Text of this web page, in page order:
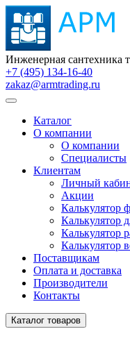
Инженерная сантехника
+7 (495) 134-16-40
zakaz@armtrading.ru
Каталог
О компании
О компании
Специалисты
Клиентам
Личный
Акции
Калькулятор
Калькулятор
Калькулятор
Калькулятор
Поставщикам
Оплата и доставка
Производители
Контакты
Каталог товаров